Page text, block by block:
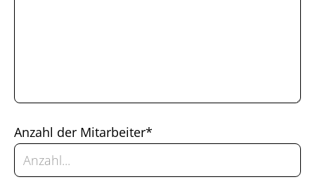
Anzahl der Mitarbeiter*